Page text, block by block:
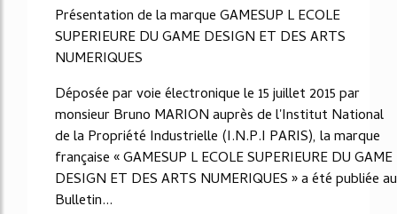
Présentation de la marque GAMESUP L ECOLE
SUPERIEURE DU GAME DESIGN ET DES ARTS
NUMERIQUES
Déposée par voie électronique le 15 juillet 2015 par
monsieur Bruno MARION auprès de l'Institut National
de la Propriété Industrielle (I.N.P.I PARIS), la marque
française « GAMESUP L ECOLE SUPERIEURE DU GAME
DESIGN ET DES ARTS NUMERIQUES » a été publiée au
Bulletin...